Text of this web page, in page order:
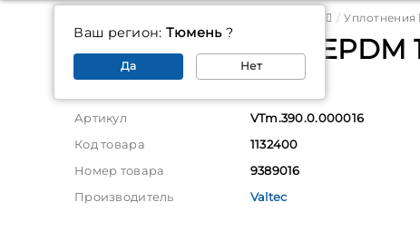
Ваш регион: Тюмень?
Да Нет
Уплотнения
Кольцо уплотнит.EPDM
Артикул
VTm.390.0.000016
Код товара
1132400
Номер товара
9389016
Производитель
Valtec